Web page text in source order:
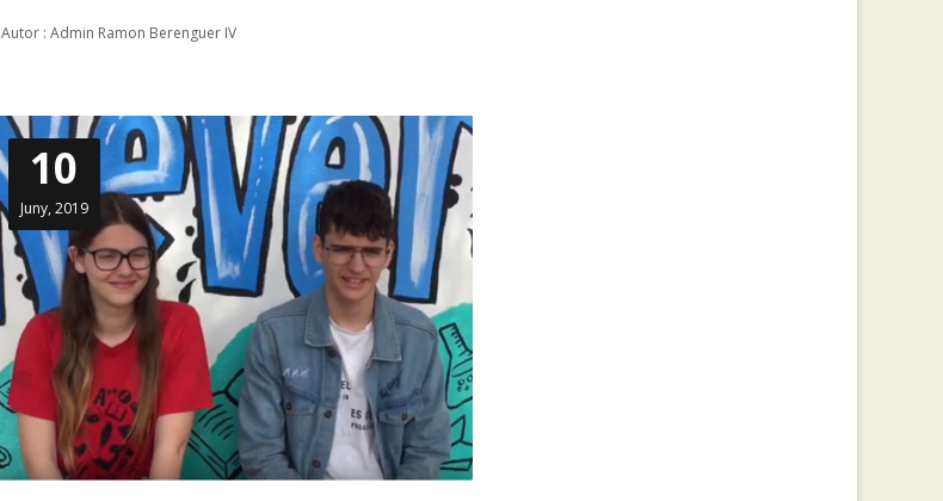
Autor : Admin Ramon Berenguer IV
10
Juny, 2019